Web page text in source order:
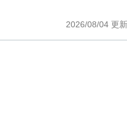
2026/08/04 更新